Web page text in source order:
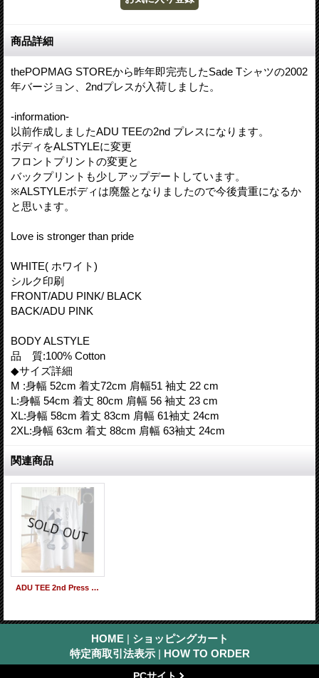
商品詳細
thePOPMAG STOREから昨年即完売したSade Tシャツの2002
年バージョン、2ndプレスが入荷しました。
-information-
以前作成しましたADU TEEの2nd プレスになります。
ボディをALSTYLEに変更
フロントプリントの変更と
バックプリントも少しアップデートしています。
※ALSTYLEボディは廃盤となりましたので今後貴重になるか
と思います。
Love is stronger than pride
WHITE( ホワイト)
シルク印刷
FRONT/ADU PINK/ BLACK
BACK/ADU PINK
BODY ALSTYLE
品 質:100% Cotton
◆サイズ詳細
M :身幅 52cm 着丈72cm 肩幅51 袖丈 22 cm
L:身幅 54cm 着丈 80cm 肩幅 56 袖丈 23 cm
XL:身幅 58cm 着丈 83cm 肩幅 61袖丈 24cm
2XL:身幅 63cm 着丈 88cm 肩幅 63袖丈 24cm
関連商品
ADU TEE 2nd Press (WHITE×NAVY) by thePOPMAG STORE (T-Shirts)
HOME | ショッピングカート
特定商取引法表示 | HOW TO ORDER
PCサイト